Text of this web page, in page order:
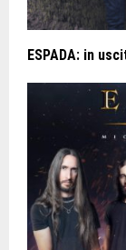
ESPADA: in